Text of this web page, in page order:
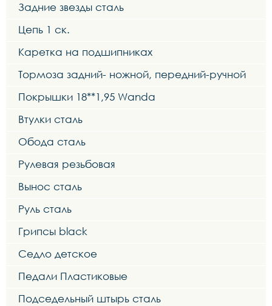
Задние звезды сталь
Цепь 1 ск.
Каретка на подшипниках
Тормоза задний- ножной, передний-ручной
Покрышки 18**1,95 Wanda
Втулки сталь
Обода сталь
Рулевая резьбовая
Вынос сталь
Руль сталь
Грипсы black
Седло детское
Педали Пластиковые
Подседельный штырь сталь